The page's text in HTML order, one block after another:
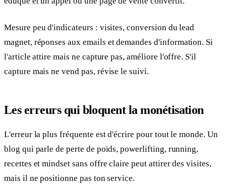
Mesure peu d'indicateurs : visites, conversion du lead
magnet, réponses aux emails et demandes d'information. Si
l'article attire mais ne capture pas, améliore l'offre. S'il
capture mais ne vend pas, révise le suivi.
Les erreurs qui bloquent la monétisation
L'erreur la plus fréquente est d'écrire pour tout le monde. Un
blog qui parle de perte de poids, powerlifting, running,
recettes et mindset sans offre claire peut attirer des visites,
mais il ne positionne pas ton service.